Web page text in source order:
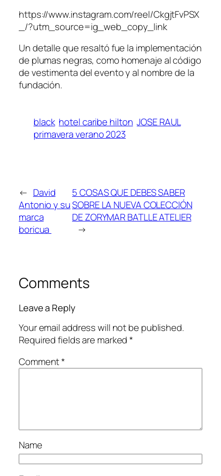
https://www.instagram.com/reel/CkgjtFvPSX
_/?utm_source=ig_web_copy_link
Un detalle que resaltó fue la implementación
de plumas negras, como homenaje al código
de vestimenta del evento y al nombre de la
fundación.
black hotel caribe hilton JOSE RAUL
primavera verano 2023
← David
Antonio y su
marca
boricua
5 COSAS QUE DEBES SABER
SOBRE LA NUEVA COLECCIÓN
DE ZORYMAR BATLLE ATELIER
→
Comments
Leave a Reply
Your email address will not be published.
Required fields are marked*
Comment*
Name